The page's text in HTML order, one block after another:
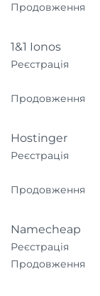
Продовження
1&1 Ionos
Реєстрація
Продовження
Hostinger
Реєстрація
Продовження
Namecheap
Реєстрація
Продовження